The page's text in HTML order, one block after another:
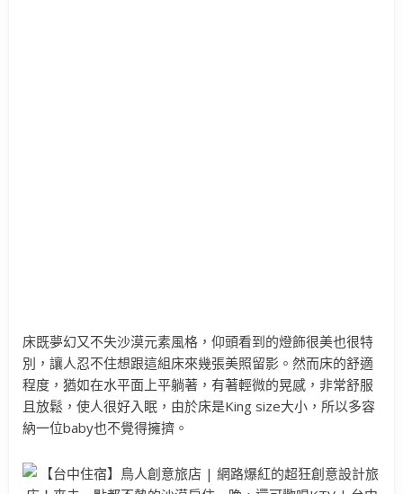
床既夢幻又不失沙漠元素風格，仰頭看到的燈飾很美也很特
別，讓人忍不住想跟這組床來幾張美照留影。然而床的舒適
程度，猶如在水平面上平躺著，有著輕微的晃感，非常舒服
且放鬆，使人很好入眠，由於床是King size大小，所以多容
納一位baby也不覺得擁擠。